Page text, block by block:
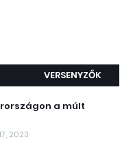
VERSENYZŐK
a múlt
2023